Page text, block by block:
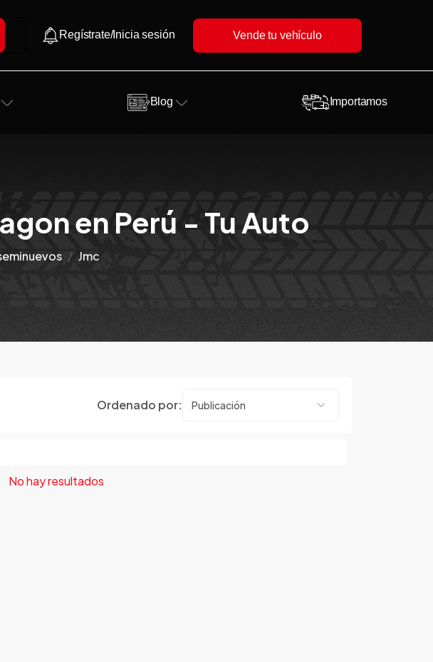
Regístrate/Inicia sesión Vende tu vehículo
Blog Importamos
en Perú - Tu Auto
Jmc
Ordenado por:
No hay resultados